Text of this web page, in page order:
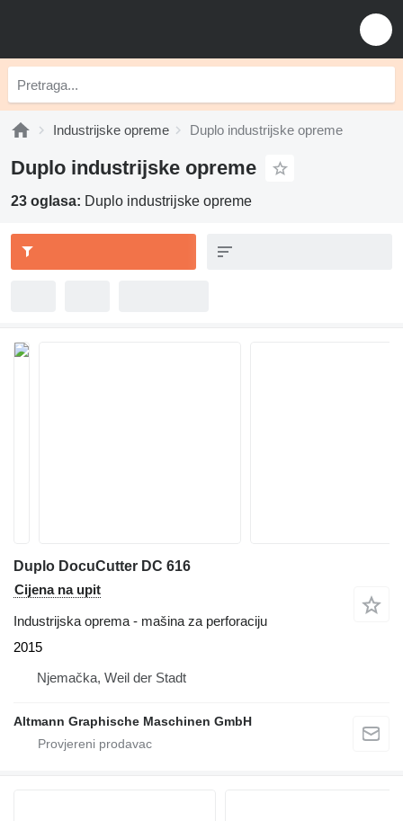
Industrijske opreme Duplo industrijske opreme
Duplo industrijske opreme
23 oglasa: Duplo industrijske opreme
Duplo DocuCutter DC 616
Cijena na upit
Industrijska oprema - mašina za perforaciju
2015
Njemačka, Weil der Stadt
Altmann Graphische Maschinen GmbH